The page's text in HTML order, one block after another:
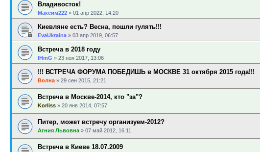
Владивосток!
Максим222 » 01 апр 2022, 14:20
Киевляне есть? Весна, пошли гулять!!!
EvaUkraina » 03 апр 2019, 06:57
Встреча в 2018 году
IHmG » 23 ноя 2017, 13:06
!!! ВСТРЕЧА ФОРУМА ПОБЕДИШЬ в МОСКВЕ 31 октября 2015 года!!!
Волна » 29 сен 2015, 21:21
Встреча в Москве-2014, кто "за"?
Korliss » 20 янв 2014, 07:57
Питер, может встречу организуем-2012?
Агния Львовна » 07 май 2012, 16:11
Встреча в Киеве 18.07.2009